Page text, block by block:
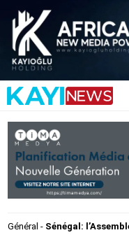
Général - Sénégal: